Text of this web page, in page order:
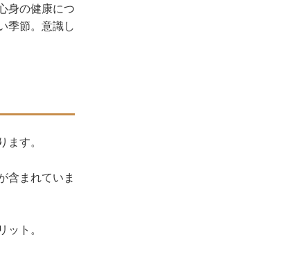
身の健康につ
季節。意識し
ます。
含まれていま
ット。